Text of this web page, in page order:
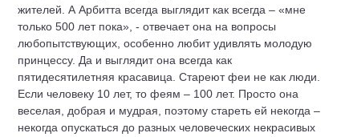
жителей. А Арбитта всегда выглядит как всегда – «мне
только 500 лет пока», - отвечает она на вопросы
любопытствующих, особенно любит удивлять молодую
принцессу. Да и выглядит она всегда как
пятидесятилетняя красавица. Стареют феи не как люди.
Если человеку 10 лет, то феям – 100 лет. Просто она
веселая, добрая и мудрая, поэтому стареть ей некогда –
некогда опускаться до разных человеческих некрасивых